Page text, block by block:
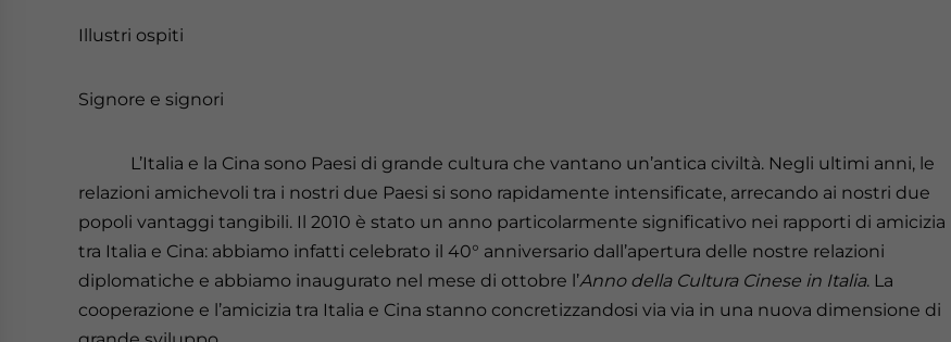
Illustri ospiti
Signore e signori
L’Italia e la Cina sono Paesi di grande cultura che vantano un’antica civiltà. Negli ultimi anni, le
relazioni amichevoli tra i nostri due Paesi si sono rapidamente intensificate, arrecando ai nostri due
popoli vantaggi tangibili. Il 2010 è stato un anno particolarmente significativo nei rapporti di amicizia
tra Italia e Cina: abbiamo infatti celebrato il 40° anniversario dall’apertura delle nostre relazioni
diplomatiche e abbiamo inaugurato nel mese di ottobre l’Anno della Cultura Cinese in Italia. La
cooperazione e l’amicizia tra Italia e Cina stanno concretizzandosi via via in una nuova dimensione di